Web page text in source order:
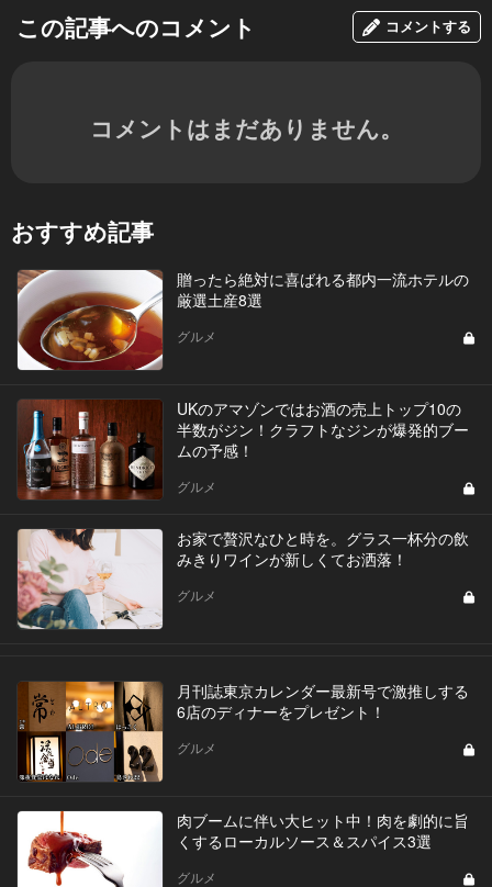
この記事へのコメント コメントする
コメントはまだありません。
おすすめ記事
贈ったら絶対に喜ばれる都内一流ホテルの
厳選土産8選
グルメ
UKのアマゾンではお酒の売上トップ10の
半数がジン！クラフトなジンが爆発的ブー
ムの予感！
グルメ
お家で贅沢なひと時を。グラス一杯分の飲
みきりワインが新しくてお洒落！
グルメ
月刊誌東京カレンダー最新号で激推しする
6店のディナーをプレゼント！
グルメ
肉ブームに伴い大ヒット中！肉を劇的に旨
くするローカルソース＆スパイス3選
グルメ